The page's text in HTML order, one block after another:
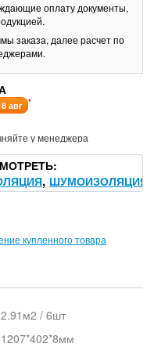
оплату документы,
заказа, далее расчет по
авг *
у менеджера
ШУМОИЗОЛЯЦИЯ
купленного товара
2.91м2 / 6шт
1207*402*8мм